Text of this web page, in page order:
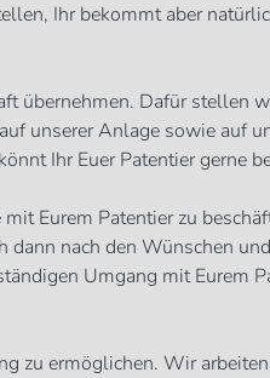
Ihr bekommt aber
übernehmen. Dafür stellen
unserer Anlage sowie auf
Ihr Euer Patentier gerne
Eurem Patentier zu
nach den Wünschen
Umgang mit Eurem
zu ermöglichen. Wir